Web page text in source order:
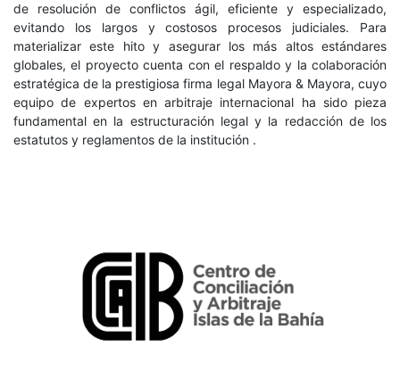
de resolución de conflictos ágil, eficiente y especializado,
evitando los largos y costosos procesos judiciales. Para
materializar este hito y asegurar los más altos estándares
globales, el proyecto cuenta con el respaldo y la colaboración
estratégica de la prestigiosa firma legal Mayora & Mayora, cuyo
equipo de expertos en arbitraje internacional ha sido pieza
fundamental en la estructuración legal y la redacción de los
estatutos y reglamentos de la institución .